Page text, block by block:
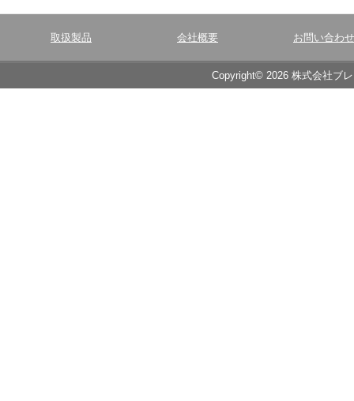
取扱製品 会社概要 お問い合わせ
Copyright© 2026 株式会社ブ